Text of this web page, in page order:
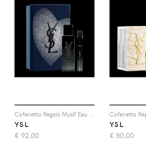
YSL
€ 92,00
YSL
€ 80,00